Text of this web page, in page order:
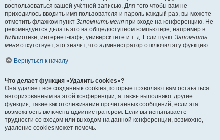
воспользоваться вашей учётной записью. Для того чтобы вам не
приходилось вводить имя пользователя и пароль каждый раз, вы можете
отметить флажком пункт Запомнить меня при входе на конференцию. Не
рекомендуется делать это на общедоступном компьютере, например в
библиотеке, интернет-кафе, университете и т. д. Если пункт Запомнить
меня отсутствует, это значит, что администратор отключил эту функцию.
Вернуться к началу
Что делает функция «Удалить cookies»?
Она удаляет все созданные cookies, которые позволяют вам оставаться
авторизованным на этой конференции, а также выполняют другие
функции, такие как отслеживание прочитанных сообщений, если эта
возможность включена администратором. Если вы испытываете
трудности со входом или выходом на данной конференции, возможно,
удаление cookies может помочь.